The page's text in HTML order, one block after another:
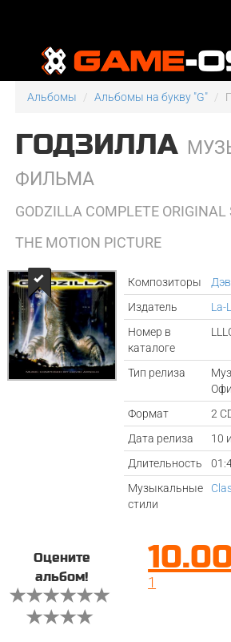
Альбомы Альбомы на букву "G"
ГОДЗИЛЛА
ФИЛЬМА
GODZILLA COMPLETE ORIGINAL
THE MOTION PICTURE
Композиторы
Издатель
La-
Номер в
каталоге
Тип релиза
Формат
2
Дата релиза
10
Длительность
Музыкальные
стили
Оцените
альбом!
1